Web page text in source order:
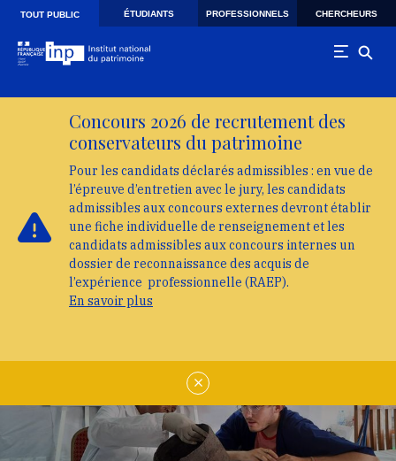
Skip to main navigation
Aller au contenu principal
TOUT PUBLIC ÉTUDIANTS PROFESSIONNELS CHERCHEURS
Concours 2026 de recrutement des
conservateurs du patrimoine
Pour les candidats déclarés admissibles : en vue de
l’épreuve d’entretien avec le jury, les candidats
admissibles aux concours externes devront établir
une fiche individuelle de renseignement et les
candidats admissibles aux concours internes un
dossier de reconnaissance des acquis de
l’expérience professionnelle (RAEP).
En savoir plus